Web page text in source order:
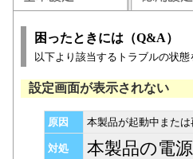
困ったときには（Q&A）
以下より該当するトラブルの状態
設定画面が表示されない
原因 本製品が起動中または
対処 本製品の電